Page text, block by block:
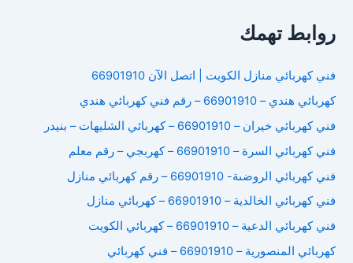
روابط تهمك
فني كهربائي منازل الكويت | اتصل الآن 66901910
كهربائي هندي – 66901910 – رقم فني كهربائي هندي
فني كهربائي خيران – 66901910 – كهربائي الشليهات – بنيدر
فني كهربائي السرة – 66901910 – كهربجي – رقم معلم
فني كهربائي الروضىة- 66901910 – رقم كهربائي منازل
فني كهربائي الخالدية – 66901910 – كهربائي منازل
فني كهربائي الدعية – 66901910 – كهربائي الكويت
كهربائي المنصورية – 66901910 – فني كهربائي